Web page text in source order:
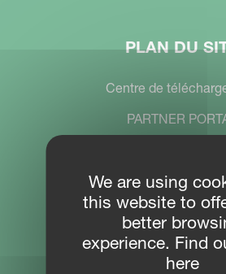
PLAN DU
Centre de
PARTNER
CONTACTEZ-
Kverneland Group
We are using
this website to
better
experience. Find
here